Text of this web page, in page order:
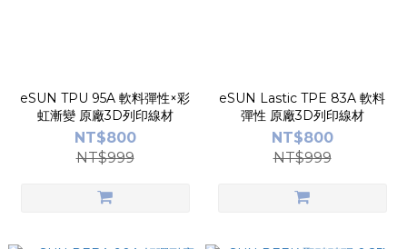
eSUN TPU 95A 軟料彈性×彩
虹漸變 原廠3D列印線材
NT$800
NT$999
eSUN Lastic TPE 83A 軟料
彈性 原廠3D列印線材
NT$800
NT$999